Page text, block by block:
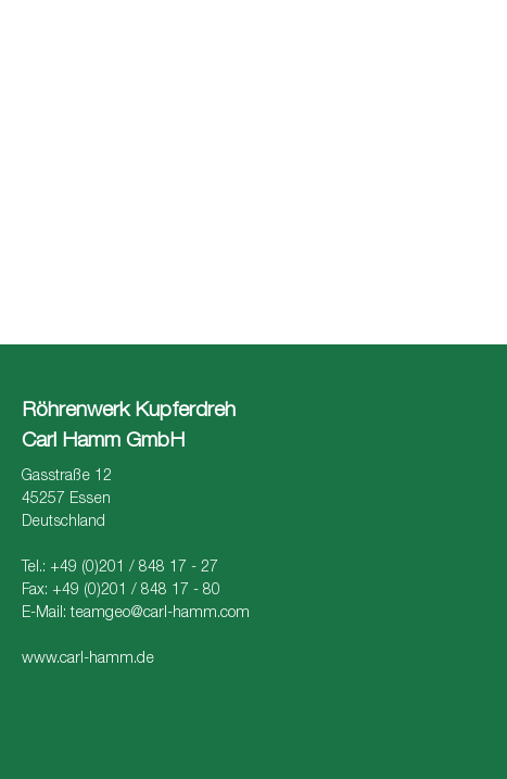
Röhrenwerk Kupferdreh
Carl Hamm GmbH
Gasstraße 12
45257 Essen
Deutschland
Tel.: +49 (0)201 / 848 17 - 27
Fax: +49 (0)201 / 848 17 - 80
E-Mail:teamgeo@carl-hamm.com
www.carl-hamm.de